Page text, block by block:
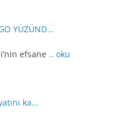
YÜZÜND…
efsane .. oku
ka…